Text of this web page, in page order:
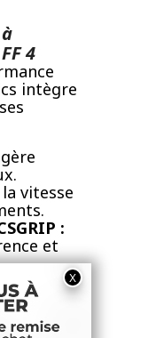
4
intègre
vitesse
:
et
: